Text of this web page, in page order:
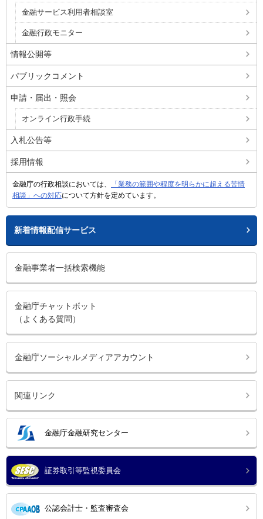
金融サービス利用者相談室
金融行政モニター
情報公開等
パブリックコメント
申請・届出・照会
オンライン行政手続
入札公告等
採用情報
金融庁の行政相談においては、
「業務の範囲や程度を明らかに超える苦情
相談」への対応について方針を定めています。
新着情報配信サービス
金融事業者一括検索機能
金融庁チャットボット
（よくある質問）
金融庁ソーシャルメディアアカウント
関連リンク
金融庁金融研究センター
証券取引等監視委員会
公認会計士・監査審査会